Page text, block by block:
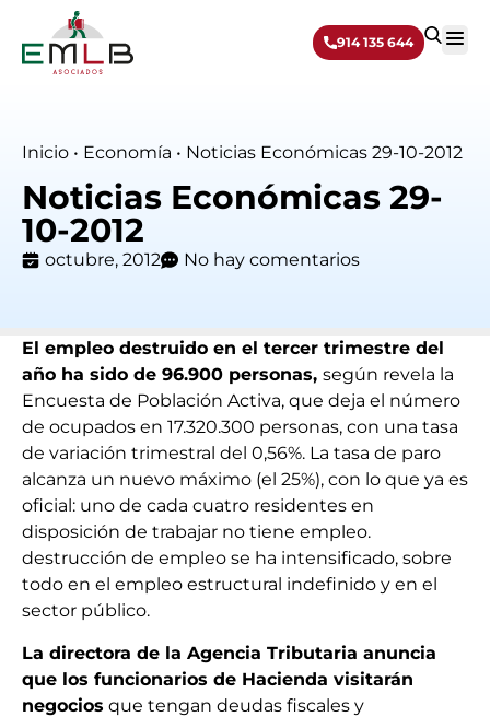
914 135 644
Inicio • Economía • Noticias Económicas 29-10-2012
Noticias Económicas 29-
10-2012
octubre, 2012 No hay comentarios
El empleo destruido en el tercer trimestre del
año ha sido de 96.900 personas, según revela la
Encuesta de Población Activa, que deja el número
de ocupados en 17.320.300 personas, con una tasa
de variación trimestral del 0,56%. La tasa de paro
alcanza un nuevo máximo (el 25%), con lo que ya es
oficial: uno de cada cuatro residentes en
disposición de trabajar no tiene empleo.
destrucción de empleo se ha intensificado, sobre
todo en el empleo estructural indefinido y en el
sector público.
La directora de la Agencia Tributaria anuncia
que los funcionarios de Hacienda visitarán
negocios que tengan deudas fiscales y